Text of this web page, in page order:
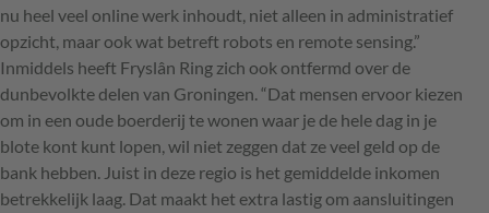
nu heel veel online werk inhoudt, niet alleen in administratief
opzicht, maar ook wat betreft robots en remote sensing.”
Inmiddels heeft Fryslân Ring zich ook ontfermd over de
dunbevolkte delen van Groningen. “Dat mensen ervoor kiezen
om in een oude boerderij te wonen waar je de hele dag in je
blote kont kunt lopen, wil niet zeggen dat ze veel geld op de
bank hebben. Juist in deze regio is het gemiddelde inkomen
betrekkelijk laag. Dat maakt het extra lastig om aansluitingen